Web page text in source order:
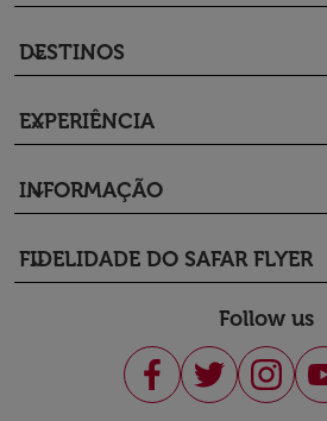
DESTINOS
keyboard_arrow_down
EXPERIÊNCIA
keyboard_arrow_down
INFORMAÇÃO
keyboard_arrow_down
FIDELIDADE DO SAFAR FLYER
keyboard_arrow_down
Follow us